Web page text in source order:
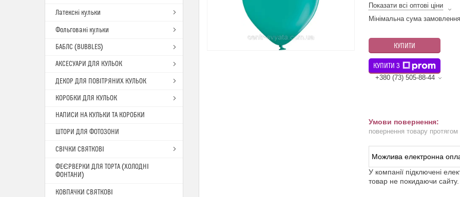
Показати всі оптові ціни
Мінімальна сума
КУПИТИ
КУПИТИ З
+380 (73) 505-88-44
повернення товару протягом
У компанії підключені
товар не покидаючи сайту.
Латексні кульки
Фольговані кульки
БАБЛС (BUBBLES)
АКСЕСУАРИ ДЛЯ КУЛЬОК
ДЕКОР ДЛЯ ПОВІТРЯНИХ КУЛЬОК
КОРОБКИ ДЛЯ КУЛЬОК
НАПИСИ НА КУЛЬКИ ТА КОРОБКИ
ШТОРИ ДЛЯ ФОТОЗОНИ
СВІЧКИ СВЯТКОВІ
ФЕЄРВЕРКИ ДЛЯ ТОРТА (ХОЛОДНІ
ФОНТАНИ)
КОВПАЧКИ СВЯТКОВІ